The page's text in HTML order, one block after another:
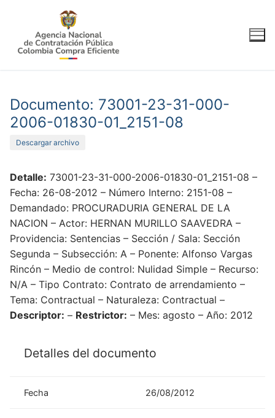
contenido
Documento: 73001-23-31-000-
2006-01830-01_2151-08
Descargar archivo
Detalle: 73001-23-31-000-2006-01830-01_2151-08 –
Fecha: 26-08-2012 – Número Interno: 2151-08 –
Demandado: PROCURADURIA GENERAL DE LA
NACION – Actor: HERNAN MURILLO SAAVEDRA –
Providencia: Sentencias – Sección / Sala: Sección
Segunda – Subsección: A – Ponente: Alfonso Vargas
Rincón – Medio de control: Nulidad Simple – Recurso:
N/A – Tipo Contrato: Contrato de arrendamiento –
Tema: Contractual – Naturaleza: Contractual –
Descriptor: – Restrictor: – Mes: agosto – Año: 2012
Detalles del documento
Fecha 26/08/2012